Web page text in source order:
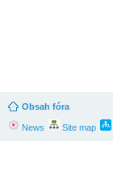
Obsah fóra
News Site map